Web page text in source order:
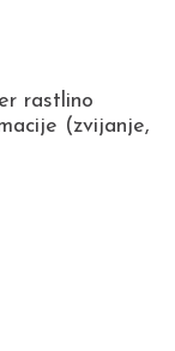
rastlino
(zvijanje,